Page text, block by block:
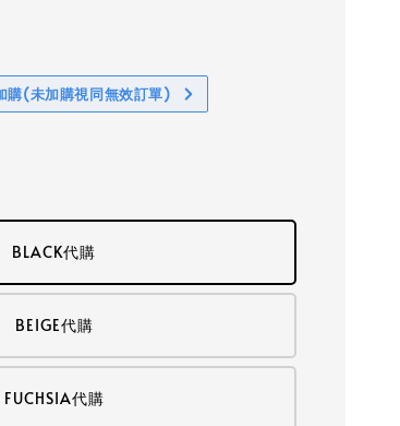
購(未加購視同無效訂單)
BLACK代購
BEIGE代購
FUCHSIA代購